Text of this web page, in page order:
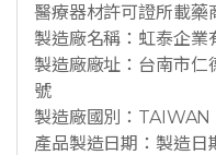
醫療器材許可證所載藥
製造廠名稱：虹泰企業
製造廠廠址：台南市仁
號
製造廠國別：TAIWAN
產品製造日期：製造日